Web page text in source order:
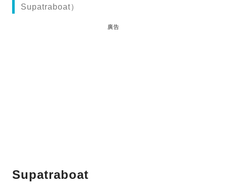
Supatraboat）
廣告
Supatraboat